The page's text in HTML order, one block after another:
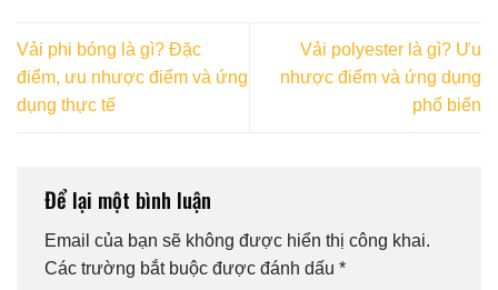
Vải phi bóng là gì? Đặc
điểm, ưu nhược điểm và ứng
dụng thực tế
Vải polyester là gì? Ưu
nhược điểm và ứng dụng
phổ biến
Để lại một bình luận
Email của bạn sẽ không được hiển thị công khai.
Các trường bắt buộc được đánh dấu *